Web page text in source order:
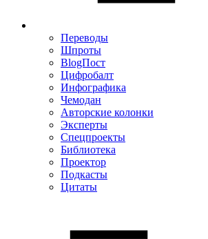
Переводы
Шпроты
BlogПост
Цифробалт
Инфографика
Чемодан
Авторские колонки
Эксперты
Спецпроекты
Библиотека
Проектор
Подкасты
Цитаты